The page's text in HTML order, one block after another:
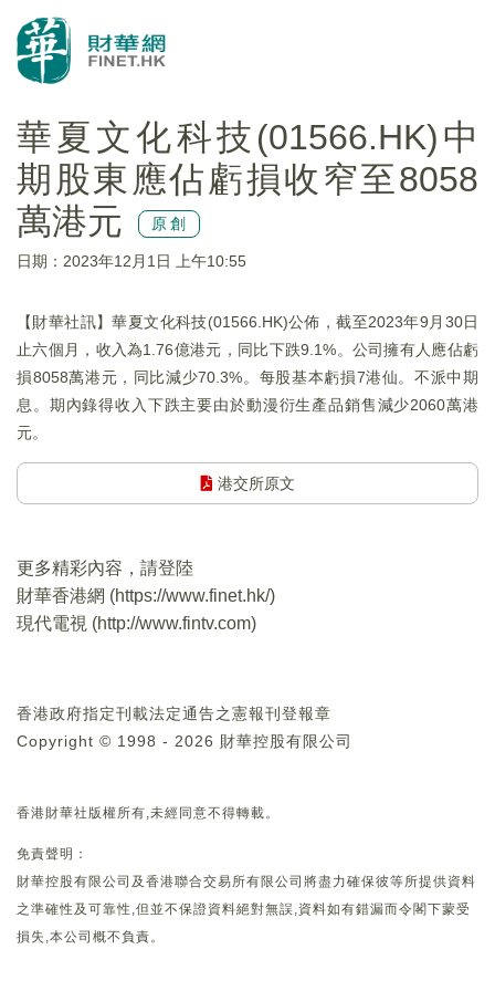
華夏文化科技(01566.HK)中
期股東應佔虧損收窄至8058
萬港元
原創
日期：2023年12月1日 上午10:55
【財華社訊】華夏文化科技(01566.HK)公佈，截至2023年9月30日
止六個月，收入為1.76億港元，同比下跌9.1%。公司擁有人應佔虧
損8058萬港元，同比減少70.3%。每股基本虧損7港仙。不派中期
息。期內錄得收入下跌主要由於動漫衍生產品銷售減少2060萬港
元。
港交所原文
更多精彩內容，請登陸
財華香港網 (https://www.finet.hk/)
現代電視 (http://www.fintv.com)
香港政府指定刊載法定通告之憲報刊登報章
Copyright © 1998 - 2026 財華控股有限公司
香港財華社版權所有,未經同意不得轉載。
免責聲明：
財華控股有限公司及香港聯合交易所有限公司將盡力確保彼等所提供資料
之準確性及可靠性,但並不保證資料絕對無誤,資料如有錯漏而令閣下蒙受
損失,本公司概不負責。